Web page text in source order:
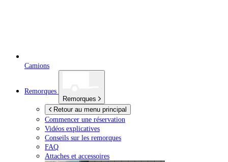
Camions
Remorques
Remorques
Retour au menu principal
Commencer une réservation
Vidéos explicatives
Conseils sur les remorques
FAQ
Attaches et accessoires